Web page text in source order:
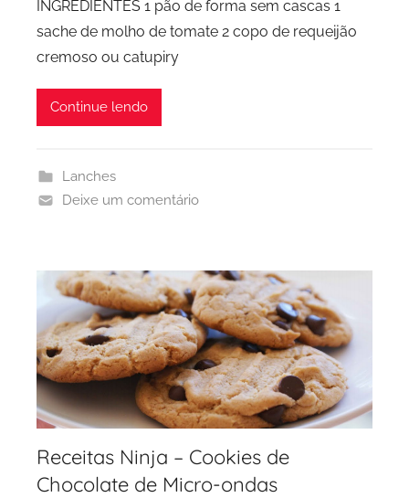
INGREDIENTES 1 pão de forma sem cascas 1
sache de molho de tomate 2 copo de requeijão
cremoso ou catupiry
Continue lendo
Lanches
Deixe um comentário
Receitas Ninja – Cookies de
Chocolate de Micro-ondas